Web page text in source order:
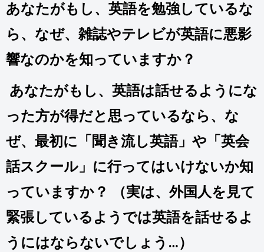
あなたがもし、英語を勉強しているな
ら、なぜ、雑誌やテレビが英語に悪影
響なのかを知っていますか？
あなたがもし、英語は話せるようにな
った方が得だと思っているなら、な
ぜ、最初に「聞き流し英語」や「英会
話スクール」に行ってはいけないか知
っていますか？ （実は、外国人を見て
緊張しているようでは英語を話せるよ
うにはならないでしょう…）